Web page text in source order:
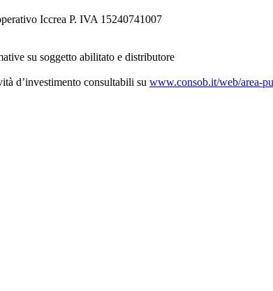
Iccrea P. IVA 15240741007
su soggetto abilitato e distributore
d’investimento consultabili su www.consob.it/web/area-